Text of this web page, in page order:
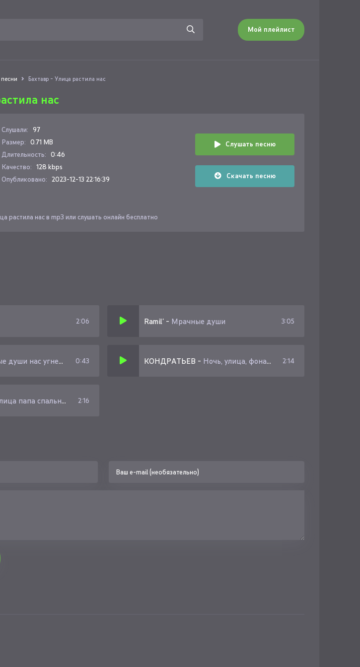
Мой плейлист
Бахтавр - Улица растила нас
нас
Слушали: 97
Размер: 0.71 MB
Длительность: 0:46
Качество: 128 kbps
Опубликовано: 2023-12-13 22:16:39
Слушать песню
Скачать песню
растила нас в mp3 или слушать онлайн бесплатно
2:06 Ramil' - Мрачные души 3:05
нас угнетали словно улица 0:43 КОНДРАТЬЕВ - Ночь, улица, фонарь 2:14
папа спальный 2:16